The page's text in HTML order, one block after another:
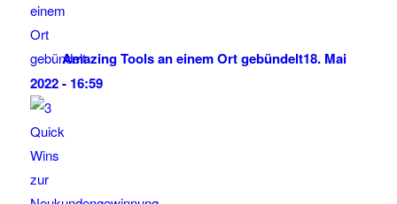
Amazing Tools an einem Ort gebündelt18. Mai
2022 - 16:59